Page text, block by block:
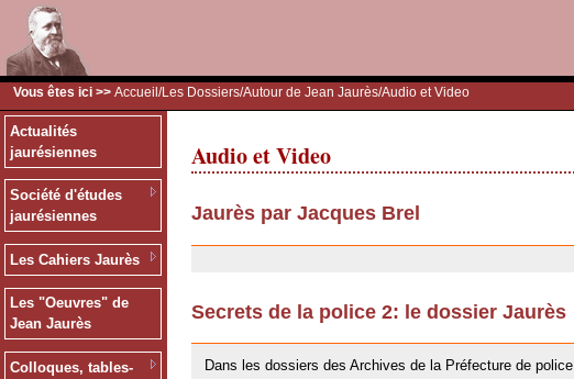
Vous êtes ici >> Accueil /Les Dossiers/Autour de Jean Jaurès/Audio et Video
Actualités
jaurésiennes
Société d'études
jaurésiennes
Les Cahiers Jaurès
Les "Oeuvres" de
Jean Jaurès
Colloques, tables-
Audio et Video
Jaurès par Jacques Brel
Secrets de la police 2: le dossier Jaurès
Dans les dossiers des Archives de la Préfecture de police